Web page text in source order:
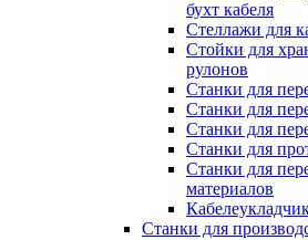
бухт кабеля
Стеллажи для
Стойки для
рулонов
Станки для
Станки для
Станки для
Станки для
Станки для
материалов
Станки для